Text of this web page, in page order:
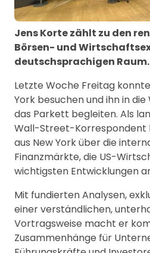
Jens Korte zählt zu den
Börsen- und
deutschsprachigen Raum.
Letzte Woche Freitag
York besuchen und ihn in
das Parkett begleiten. Als
Wall-Street-
aus New York über die
Finanzmärkte, die US-
wichtigsten Entwicklungen
Mit fundierten Analysen,
einer verständlichen,
Vortragsweise macht er
Zusammenhänge für